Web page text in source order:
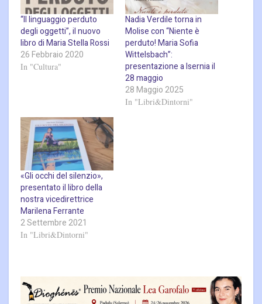
“Il linguaggio perduto
degli oggetti”, il nuovo
libro di Maria Stella Rossi
26 Febbraio 2020
In "Cultura"
Nadia Verdile torna in
Molise con “Niente è
perduto! Maria Sofia
Wittelsbach”:
presentazione a Isernia il
28 maggio
28 Maggio 2025
In "Libri&Dintorni"
«Gli occhi del silenzio»,
presentato il libro della
nostra vicedirettrice
Marilena Ferrante
2 Settembre 2021
In "Libri&Dintorni"